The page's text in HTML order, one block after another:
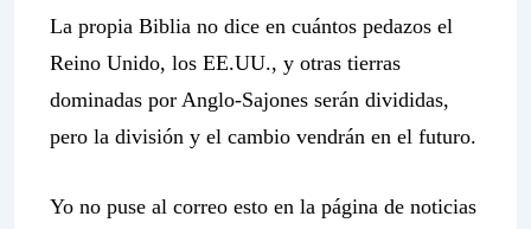
La propia Biblia no dice en cuántos pedazos el
Reino Unido, los EE.UU., y otras tierras
dominadas por Anglo-Sajones serán divididas,
pero la división y el cambio vendrán en el futuro.
Yo no puse al correo esto en la página de noticias